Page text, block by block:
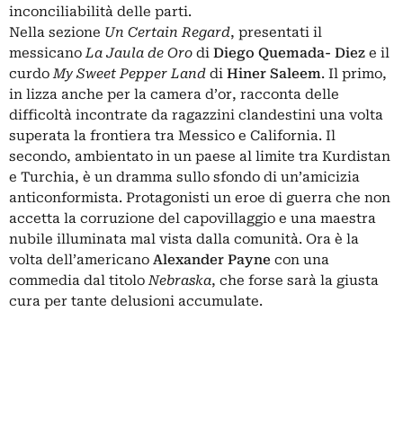
inconciliabilità delle parti.
Nella sezione Un Certain Regard, presentati il
messicanoLa Jaula de Oro di Diego Quemada- Diez e il
curdoMy Sweet Pepper Land di Hiner Saleem. Il primo,
in lizza anche per la camera d’or, racconta delle
difficoltà incontrate da ragazzini clandestini una volta
superata la frontiera tra Messico e California. Il
secondo, ambientato in un paese al limite tra Kurdistan
e Turchia, è un dramma sullo sfondo di un’amicizia
anticonformista. Protagonisti un eroe di guerra che non
accetta la corruzione del capovillaggio e una maestra
nubile illuminata mal vista dalla comunità. Ora è la
volta dell’americano Alexander Payne con una
commedia dal titoloNebraska, che forse sarà la giusta
cura per tante delusioni accumulate.